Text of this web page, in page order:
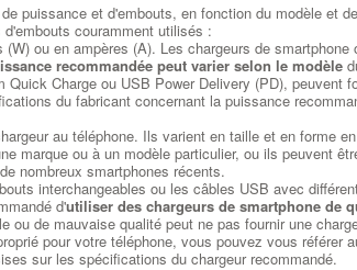
puissance et d'embouts, en fonction du modèle et
couramment utilisés :
ou en ampères (A). Les chargeurs de smartphone
recommandée peut varier selon le modèle
Charge ou USB Power Delivery (PD), peuvent
du fabricant concernant la puissance
au téléphone. Ils varient en taille et en forme en
marque ou à un modèle particulier, ou ils peuvent
nombreux smartphones récents.
interchangeables ou les câbles USB avec
d'utiliser des chargeurs de smartphone de
ou de mauvaise qualité peut ne pas fournir une
pour votre téléphone, vous pouvez vous référer
sur les spécifications du chargeur recommandé.